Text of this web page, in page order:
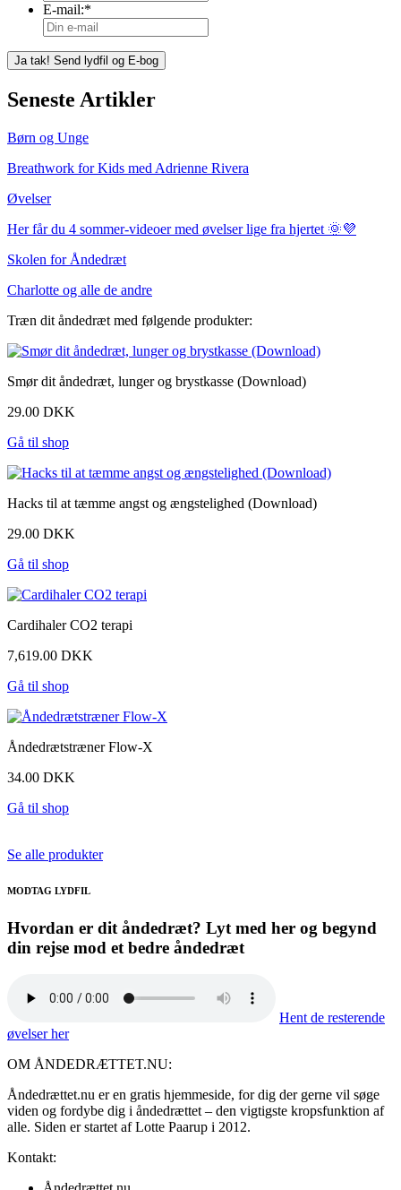
E-mail:*
Seneste Artikler
Børn og Unge
Breathwork for Kids med Adrienne Rivera
Øvelser
Her får du 4 sommer-videoer med øvelser lige fra hjertet 🌞💜
Skolen for Åndedræt
Charlotte og alle de andre
Træn dit åndedræt med følgende produkter:
Smør dit åndedræt, lunger og brystkasse (Download)
29.00 DKK
Gå til shop
Hacks til at tæmme angst og ængstelighed (Download)
29.00 DKK
Gå til shop
Cardihaler CO2 terapi
7,619.00 DKK
Gå til shop
Åndedrætstræner Flow-X
34.00 DKK
Gå til shop
Se alle produkter
MODTAG LYDFIL
Hvordan er dit åndedræt? Lyt med her og begynd
din rejse mod et bedre åndedræt
Hent de resterende
øvelser her
OM ÅNDEDRÆTTET.NU:
Åndedrættet.nu er en gratis hjemmeside, for dig der gerne vil søge
viden og fordybe dig i åndedrættet – den vigtigste kropsfunktion af
alle. Siden er startet af Lotte Paarup i 2012.
Kontakt: